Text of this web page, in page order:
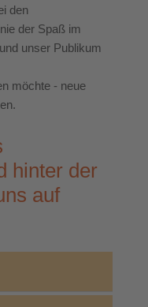
den
der Spaß im
unser Publikum
möchte - neue
hinter der
auf